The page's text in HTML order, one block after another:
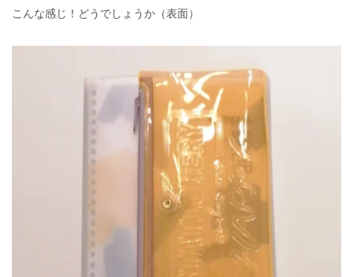
こんな感じ！どうでしょうか（表面）